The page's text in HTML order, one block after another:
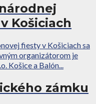
Košiciach
fiesty v Košiciach sa
organizátorom je
Košice a Balón...
zámku